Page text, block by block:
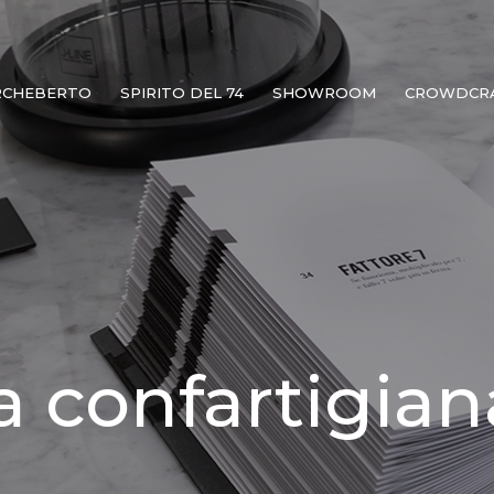
SPIRITO DEL 74 SHOWROOM